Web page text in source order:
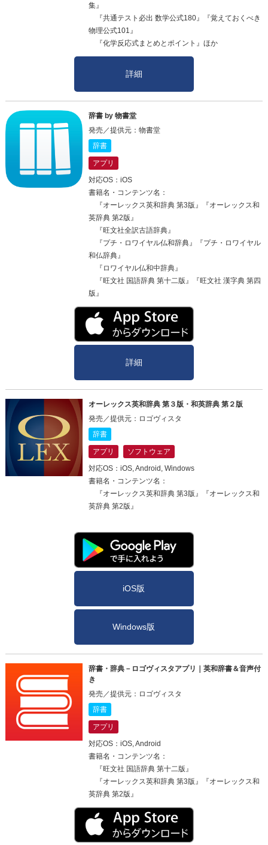
集』
『共通テスト必出 数学公式180』『覚えておくべき
物理公式101』
『化学反応式まとめとポイント』ほか
詳細
辞書 by 物書堂
発売／提供元：物書堂
辞書
アプリ
対応OS：iOS
書籍名・コンテンツ名：
『オーレックス英和辞典 第3版』『オーレックス和
英辞典 第2版』
『旺文社全訳古語辞典』
『プチ・ロワイヤル仏和辞典』『プチ・ロワイヤル
和仏辞典』
『ロワイヤル仏和中辞典』
『旺文社 国語辞典 第十二版』『旺文社 漢字典 第四
版』
詳細
オーレックス英和辞典 第３版・和英辞典 第２版
発売／提供元：ロゴヴィスタ
辞書
アプリ
ソフトウェア
対応OS：iOS, Android, Windows
書籍名・コンテンツ名：
『オーレックス英和辞典 第3版』『オーレックス和
英辞典 第2版』
iOS版
Windows版
辞書・辞典－ロゴヴィスタアプリ｜英和辞書＆音声付
き
発売／提供元：ロゴヴィスタ
辞書
アプリ
対応OS：iOS, Android
書籍名・コンテンツ名：
『旺文社 国語辞典 第十二版』
『オーレックス英和辞典 第3版』『オーレックス和
英辞典 第2版』